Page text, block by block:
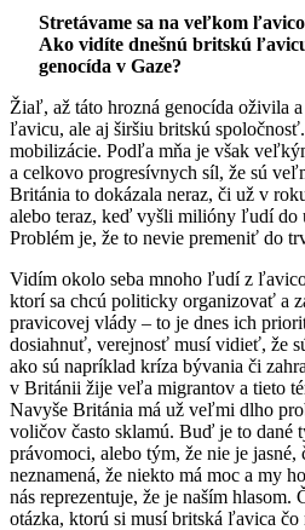
Stretávame sa na veľkom
Ako vidíte dnešnú britskú
genocída v Gaze?
Žiaľ, až táto hrozná genocída oživila
ľavicu, ale aj širšiu britskú
mobilizácie. Podľa mňa je však
a celkovo progresívnych síl, že sú
Británia to dokázala neraz, či už v
alebo teraz, keď vyšli milióny ľudí do
Problém je, že to nevie premeniť do
Vidím okolo seba mnoho ľudí z
ktorí sa chcú politicky organizovať a
pravicovej vlády – to je dnes ich
dosiahnuť, verejnosť musí vidieť, že
ako sú napríklad kríza bývania či
v Británii žije veľa migrantov a tieto
Navyše Británia má už veľmi dlho
voličov často sklamú. Buď je to dané
právomoci, alebo tým, že nie je
neznamená, že niekto má moc a my
nás reprezentuje, že je naším
otázka, ktorú si musí britská ľavica